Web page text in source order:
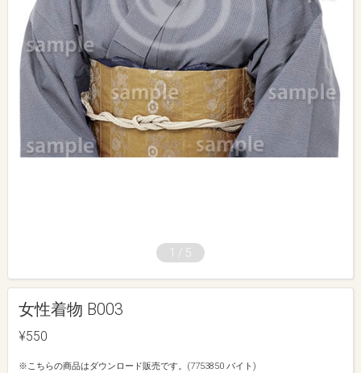
1 / 5
女性着物 B003
¥550
※こちらの商品はダウンロード販売です。(7753850 バイト)